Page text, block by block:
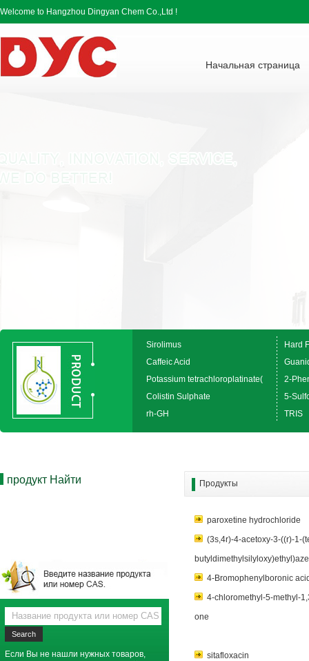
Welcome to Hangzhou Dingyan Chem Co.,Ltd !
Начальная страница
Sirolimus
Hard
Caffeic Acid
Potassium tetrachloroplatinate(
2-
Colistin Sulphate
5-
rh-GH
TRIS
продукт Найти
Если Вы не нашли нужных товаров,
Продукты
paroxetine hydrochloride
(3s,4r)-4-acetoxy-3-((r)-1-
4-Bromophenylboronic
4-chloromethyl-5-methyl-
one
sitafloxacin